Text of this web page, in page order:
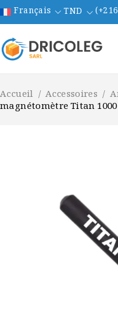
Français TND
Accueil / Accessoires /
magnétomètre Titan 1000